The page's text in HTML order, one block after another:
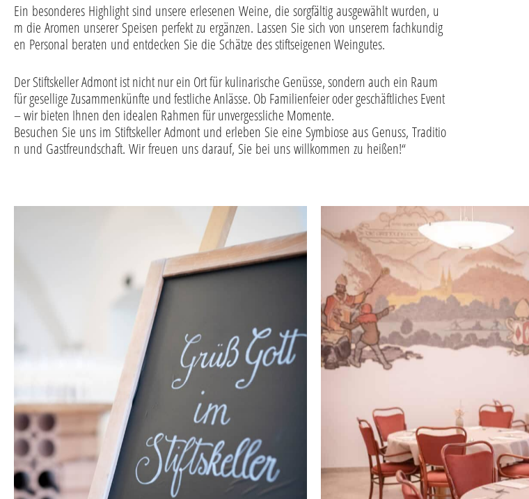
Ein besonderes Highlight sind unsere erlesenen Weine, die sorgfältig ausgewählt wurden, u
m die Aromen unserer Speisen perfekt zu ergänzen. Lassen Sie sich von unserem fachkundig
en Personal beraten und entdecken Sie die Schätze des stiftseigenen Weingutes.
Der Stiftskeller Admont ist nicht nur ein Ort für kulinarische Genüsse, sondern auch ein Raum
für gesellige Zusammenkünfte und festliche Anlässe. Ob Familienfeier oder geschäftliches Event
– wir bieten Ihnen den idealen Rahmen für unvergessliche Momente.
Besuchen Sie uns im Stiftskeller Admont und erleben Sie eine Symbiose aus Genuss, Traditio
n und Gastfreundschaft. Wir freuen uns darauf, Sie bei uns willkommen zu heißen!“